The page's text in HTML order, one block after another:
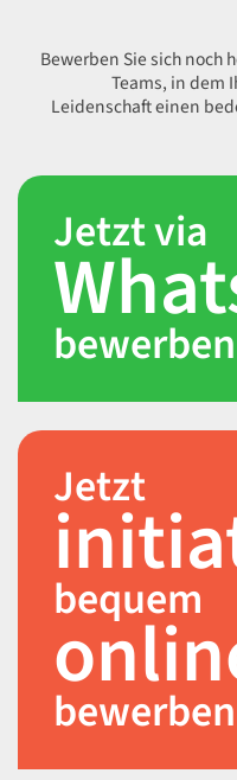
Bewerben Sie sich noch
Teams, in dem
Leidenschaft einen
Jetzt via
bewerben
Jetzt
bequem
bewerben